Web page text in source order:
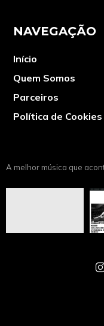
NAVEGAÇÃO
Início
Quem Somos
Parceiros
Política de Cookies
A melhor música que